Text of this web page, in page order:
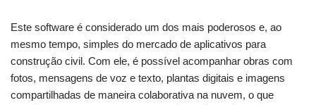
Este software é considerado um dos mais poderosos e, ao
mesmo tempo, simples do mercado de aplicativos para
construção civil. Com ele, é possível acompanhar obras com
fotos, mensagens de voz e texto, plantas digitais e imagens
compartilhadas de maneira colaborativa na nuvem, o que